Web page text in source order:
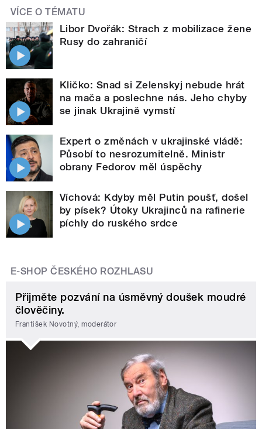
VÍCE O TÉMATU
Libor Dvořák: Strach z mobilizace žene
Rusy do zahraničí
Kličko: Snad si Zelenskyj nebude hrát
na mača a poslechne nás. Jeho chyby
se jinak Ukrajině vymstí
Expert o změnách v ukrajinské vládě:
Působí to nesrozumitelně. Ministr
obrany Fedorov měl úspěchy
Víchová: Kdyby měl Putin poušť, došel
by písek? Útoky Ukrajinců na rafinerie
píchly do ruského srdce
E-SHOP ČESKÉHO ROZHLASU
Přijměte pozvání na úsměvný doušek moudré
člověčiny.
František Novotný, moderátor